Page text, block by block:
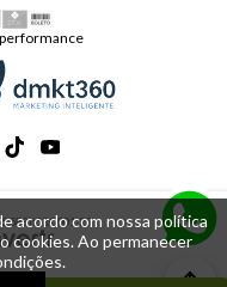
performance
0001-25
acordo com nossa política
cookies. Ao permanecer